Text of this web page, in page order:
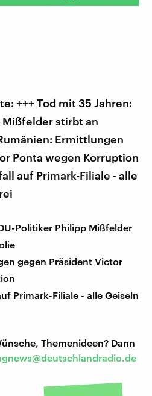
+++ Tod mit 35 Jahren:
stirbt an
Ermittlungen
Ponta wegen Korruption
auf Primark-Filiale - alle
Politiker Philipp Mißfelder
gegen Präsident Victor
Primark-Filiale - alle Geiseln
Themenideen? Dann